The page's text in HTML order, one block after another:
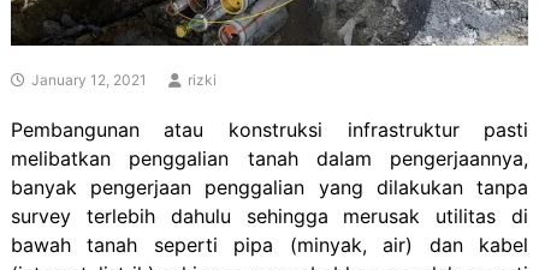
January 12, 2021 rizki
Pembangunan atau konstruksi infrastruktur pasti
melibatkan penggalian tanah dalam pengerjaannya,
banyak pengerjaan penggalian yang dilakukan tanpa
survey terlebih dahulu sehingga merusak utilitas di
bawah tanah seperti pipa (minyak, air) dan kabel